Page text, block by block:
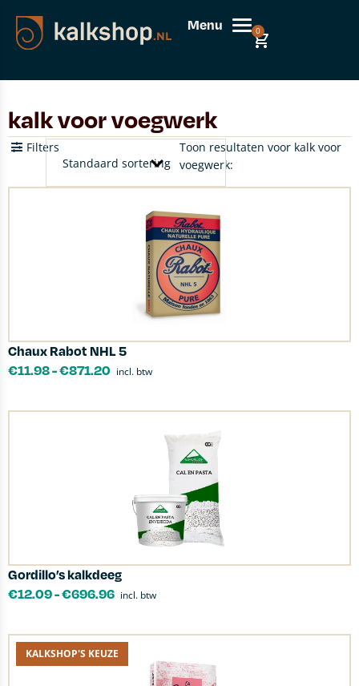
Menu 0
kalk voor voegwerk
Toon resultaten voor kalk voor
voegwerk:
Filters
Chaux Rabot NHL 5
€11.98-€871.20 incl. btw
Gordillo’s kalkdeeg
€12.09-€696.96 incl. btw
KALKSHOP'S KEUZE